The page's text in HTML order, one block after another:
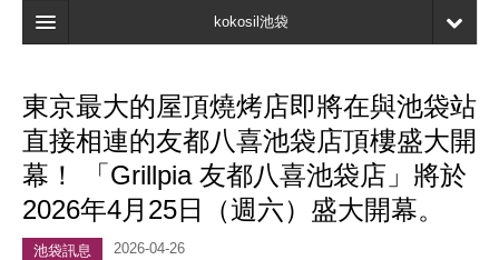
kokosil池袋
地圖
最新資訊
口碑
我的頁面
東京最大的屋頂燒烤店即將在與池袋站
直接相連的友都八喜池袋店頂樓盛大開
幕！ 「Grillpia 友都八喜池袋店」將於
2026年4月25日（週六）盛大開幕。
池袋訊息 2026-04-26